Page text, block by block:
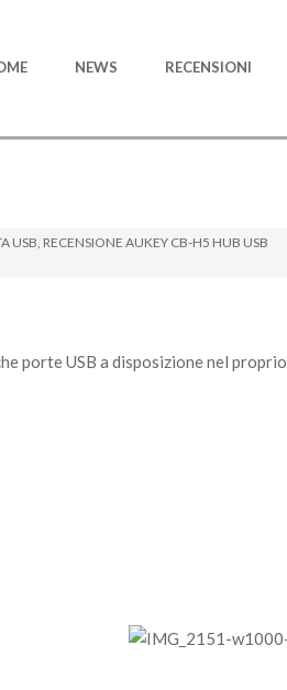
NEWS RECENSIONI
USB, RECENSIONE AUKEY CB-H5 HUB USB
porte USB a disposizione nel proprio